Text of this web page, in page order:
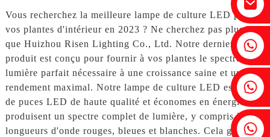
Fenia : +86 18607525299
Lierre : +86 18607522355
Tobin : +86 18818667168
Vous recherchez la meilleure lampe de culture LED pour
vos plantes d'intérieur en 2023 ? Ne cherchez pas plus loin
que Huizhou Risen Lighting Co., Ltd. Notre dernier
produit est conçu pour fournir à vos plantes le spectre de
lumière parfait nécessaire à une croissance saine et un
rendement maximal. Notre lampe de culture LED est dotée
de puces LED de haute qualité et économes en énergie qui
produisent un spectre complet de lumière, y compris les
longueurs d'onde rouges, bleues et blanches. Cela garantit